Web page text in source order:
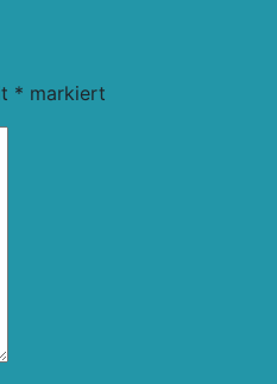
* markiert